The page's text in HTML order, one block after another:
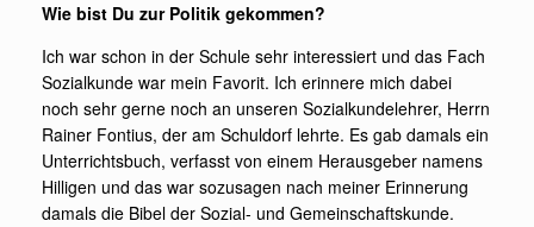
Wie bist Du zur Politik gekommen?
Ich war schon in der Schule sehr interessiert und das Fach
Sozialkunde war mein Favorit. Ich erinnere mich dabei
noch sehr gerne noch an unseren Sozialkundelehrer, Herrn
Rainer Fontius, der am Schuldorf lehrte. Es gab damals ein
Unterrichtsbuch, verfasst von einem Herausgeber namens
Hilligen und das war sozusagen nach meiner Erinnerung
damals die Bibel der Sozial- und Gemeinschaftskunde.